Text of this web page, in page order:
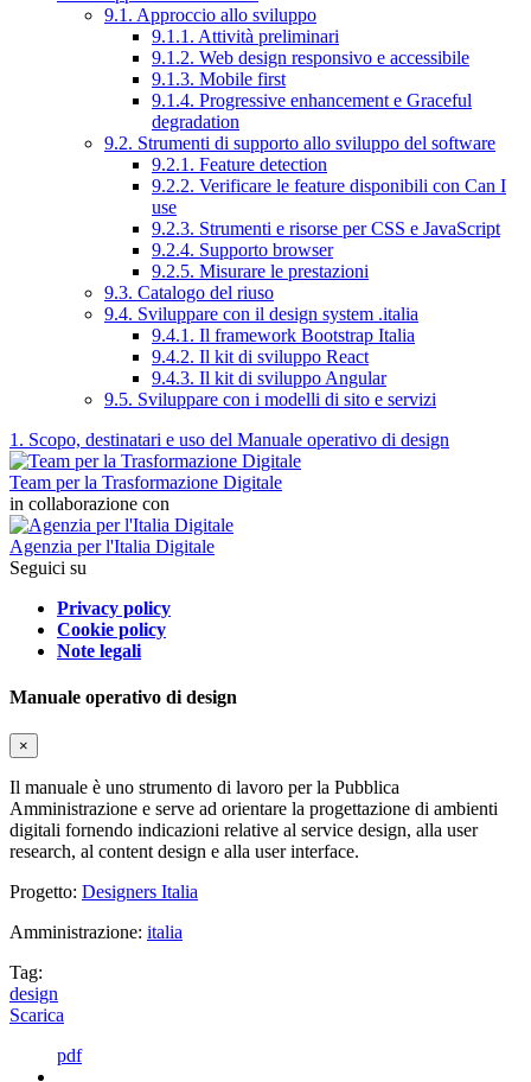
9.1. Approccio allo sviluppo
9.1.1. Attività preliminari
9.1.2. Web design responsivo e accessibile
9.1.3. Mobile first
9.1.4. Progressive enhancement e Graceful
degradation
9.2. Strumenti di supporto allo sviluppo del software
9.2.1. Feature detection
9.2.2. Verificare le feature disponibili con Can I
use
9.2.3. Strumenti e risorse per CSS e JavaScript
9.2.4. Supporto browser
9.2.5. Misurare le prestazioni
9.3. Catalogo del riuso
9.4. Sviluppare con il design system .italia
9.4.1. Il framework Bootstrap Italia
9.4.2. Il kit di sviluppo React
9.4.3. Il kit di sviluppo Angular
9.5. Sviluppare con i modelli di sito e servizi
1. Scopo, destinatari e uso del Manuale operativo di design
Team per la Trasformazione Digitale
in collaborazione con
Agenzia per l'Italia Digitale
Seguici su
Privacy policy
Cookie policy
Note legali
Manuale operativo di design
×
Il manuale è uno strumento di lavoro per la Pubblica
Amministrazione e serve ad orientare la progettazione di ambienti
digitali fornendo indicazioni relative al service design, alla user
research, al content design e alla user interface.
Progetto: Designers Italia
Amministrazione: italia
Tag:
design
Scarica
pdf